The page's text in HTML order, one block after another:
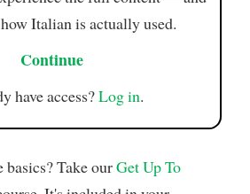
Italian is actually used.
Continue
have access?Log in.
Take ourGet Up To